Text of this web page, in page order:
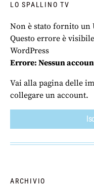
LO SPALLINO TV
Non è stato fornito un
Questo errore è
WordPress
Errore: Nessun
Vai alla pagina delle
collegare un account.
ARCHIVIO